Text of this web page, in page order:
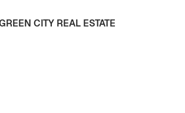
CITY REAL ESTATE